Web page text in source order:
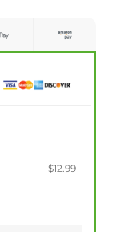
$12.99